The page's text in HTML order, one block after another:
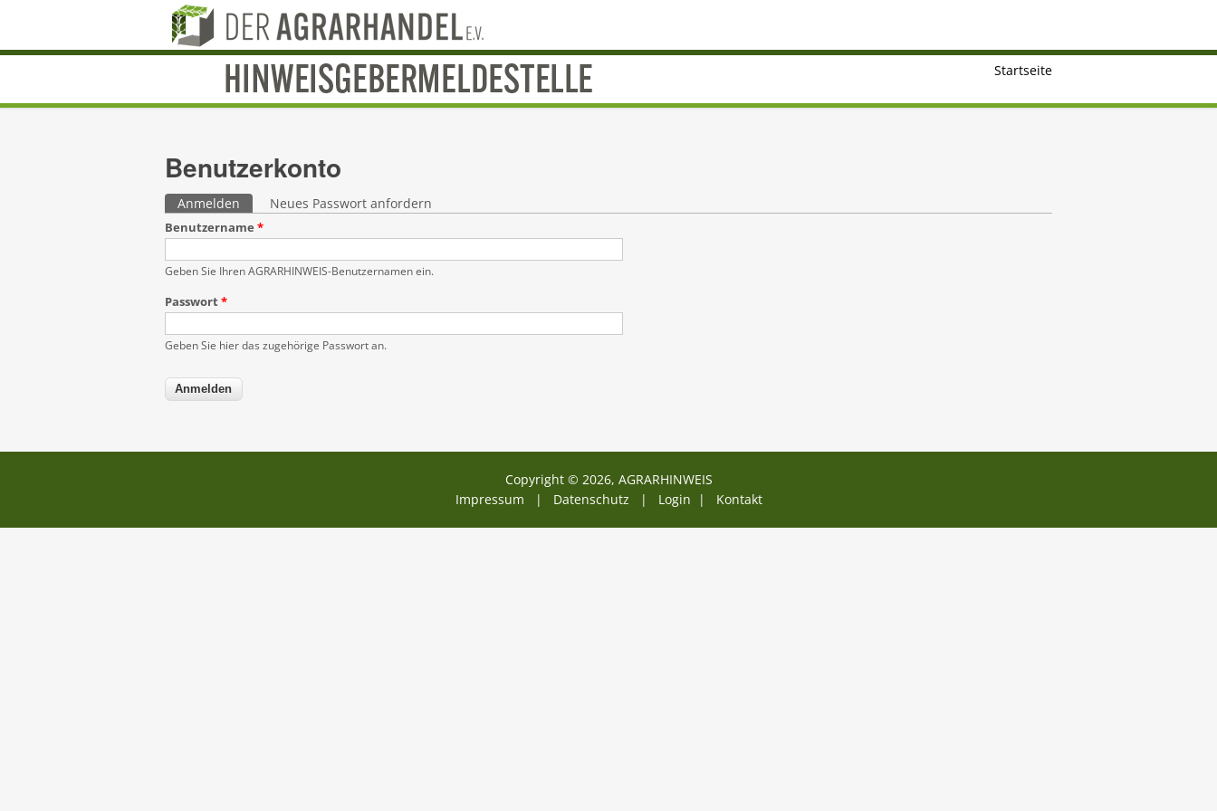
Startseite
Benutzerkonto
Haupt-Reiter
Anmelden (aktiver Reiter)
Neues Passwort anfordern
Benutzername *
Geben Sie Ihren AGRARHINWEIS-Benutzernamen ein.
Passwort*
Geben Sie hier das zugehörige Passwort an.
Copyright © 2026, AGRARHINWEIS
Impressum | Datenschutz | Login | Kontakt